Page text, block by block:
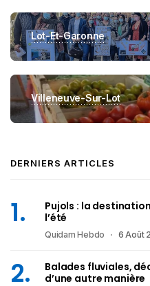
Lot-Et-Garonne
Villeneuve-Sur-Lot
DERNIERS ARTICLES
Pujols : la
l’été
Quidam Hebdo 6 Août
Balades fluviales,
d’une autre manière